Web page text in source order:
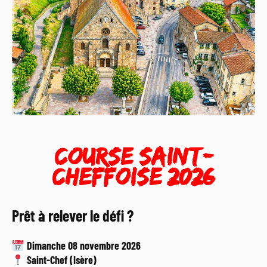
COURSE SAINT-
CHEFFOISE 2026
Prêt à relever le défi ?
Dimanche 08 novembre 2026
Saint-Chef (Isère)